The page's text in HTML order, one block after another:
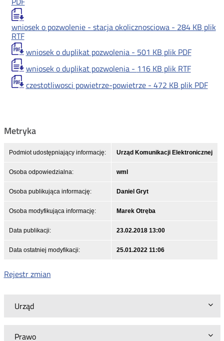
Urząd
Prawo
wniosek o pozwolenie - stacja okolicznosciowa - 284 KB plik
RTF
wniosek o duplikat pozwolenia - 501 KB plik PDF
wniosek o duplikat pozwolenia - 116 KB plik RTF
czestotliwosci powietrze-powietrze - 472 KB plik PDF
Metryka
Podmiot udostępniający informację: Urząd Komunikacji Elektronicznej
Osoba odpowiedzialna: wml
Osoba publikująca informację: Daniel Gryt
Osoba modyfikująca informację: Marek Otręba
Data publikacji: 23.02.2018 13:00
Data ostatniej modyfikacji: 25.01.2022 11:06
Rejestr zmian